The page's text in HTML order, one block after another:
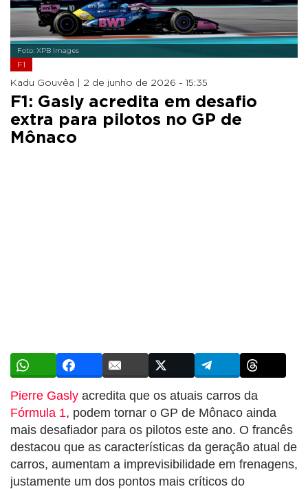
Foto: XPB Images
F1
Kadu Gouvêa | 2 de junho de 2026 - 15:35
F1: Gasly acredita em desafio
extra para pilotos no GP de
Mônaco
Pierre Gasly acredita que os atuais carros da
Fórmula 1, podem tornar o GP de Mônaco ainda
mais desafiador para os pilotos este ano. O francês
destacou que as características da geração atual de
carros, aumentam a imprevisibilidade em frenagens,
justamente um dos pontos mais críticos do